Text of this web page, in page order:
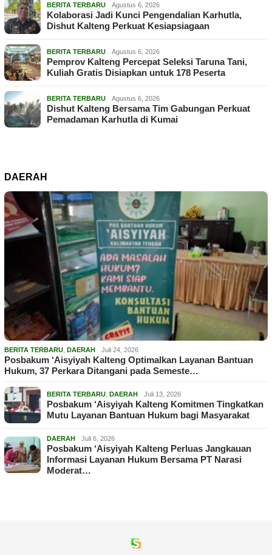
BERITA TERBARU Agustus 6, 2026
Kolaborasi Jadi Kunci Pengendalian Karhutla,
Dishut Kalteng Perkuat Kesiapsiagaan
BERITA TERBARU Agustus 6, 2026
Pemprov Kalteng Percepat Seleksi Taruna Tani,
Kuliah Gratis Disiapkan untuk 178 Peserta
BERITA TERBARU Agustus 6, 2026
Dishut Kalteng Bersama Tim Gabungan Perkuat
Pemadaman Karhutla di Kumai
DAERAH
BERITA TERBARU DAERAH Juli 24, 2026
Posbakum ‘Aisyiyah Kalteng Optimalkan Layanan Bantuan
Hukum, 37 Perkara Ditangani pada Semeste…
BERITA TERBARU DAERAH Juli 13, 2026
Posbakum ‘Aisyiyah Kalteng Komitmen Tingkatkan
Mutu Layanan Bantuan Hukum bagi Masyarakat
DAERAH Juli 6, 2026
Posbakum ‘Aisyiyah Kalteng Perluas Jangkauan
Informasi Layanan Hukum Bersama PT Narasi
Moderat…